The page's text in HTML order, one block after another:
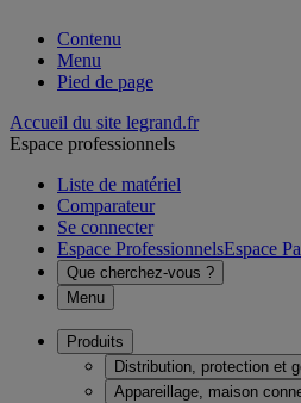
Contenu
Menu
Pied de page
Accueil du site legrand.fr
Espace professionnels
Liste de matériel
Comparateur
Se connecter
Espace ProfessionnelsEspace
Que cherchez-vous ?
Menu
Produits
Distribution, protection et
Appareillage, maison